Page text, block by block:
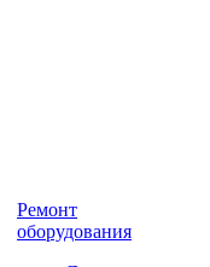
Ремонт
оборудования